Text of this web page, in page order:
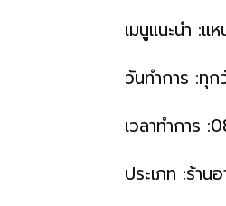
เมนูแนะนำ :แ
วันทำการ :ทุก
เวลาทำการ
ประเภท :ร้าน